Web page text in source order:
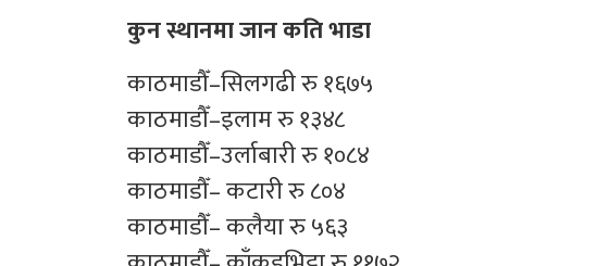
कुन स्थानमा जान कति भाडा
काठमाडौँ–सिलगढी रु १६७५
काठमाडौँ–इलाम रु १३४८
काठमाडौँ–उर्लाबारी रु १०८४
काठमाडौँ– कटारी रु ८०४
काठमाडौँ– कलैया रु ५६३